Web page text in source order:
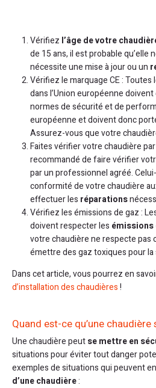
Vérifiez l’âge de votre
de 15 ans, il est probable qu’elle
nécessite une mise à jour ou un
Vérifiez le marquage CE :
dans l’Union européenne
normes de sécurité et de
européenne et doivent donc
Assurez-vous que votre
Faites vérifier votre chaudière
recommandé de faire vérifier
par un professionnel agréé.
conformité de votre chaudière
effectuer les réparations
Vérifiez les émissions de gaz :
doivent respecter les
votre chaudière ne respecte pas
émettre des gaz toxiques pour
Dans cet article, vous pourrez en
d’installation des chaudières!
Quand est-ce qu’une
Une chaudière peutse mettre en
situations pour éviter tout danger
exemples de situations qui peuvent
d’une chaudière: